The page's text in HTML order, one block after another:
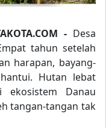
- Desa
tahun setelah
harapan, bayang-
Hutan lebat
ekosistem Danau
tangan-tangan tak